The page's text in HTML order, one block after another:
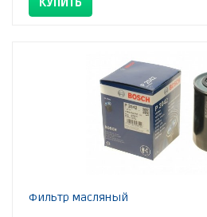
Фильтр масляный